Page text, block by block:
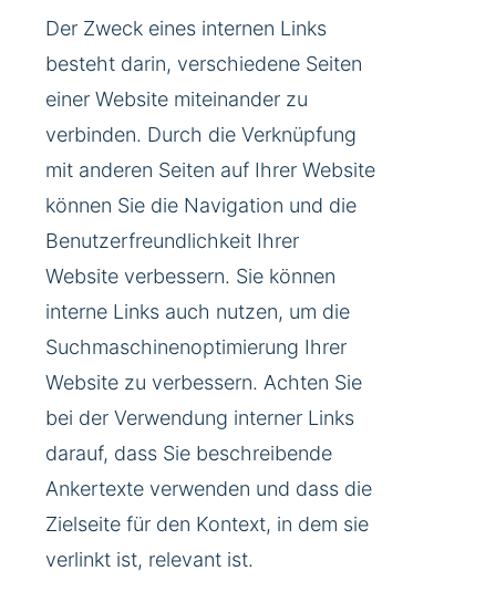
Der Zweck eines internen Links
besteht darin, verschiedene Seiten
einer Website miteinander zu
verbinden. Durch die Verknüpfung
mit anderen Seiten auf Ihrer Website
können Sie die Navigation und die
Benutzerfreundlichkeit Ihrer
Website verbessern. Sie können
interne Links auch nutzen, um die
Suchmaschinenoptimierung Ihrer
Website zu verbessern. Achten Sie
bei der Verwendung interner Links
darauf, dass Sie beschreibende
Ankertexte verwenden und dass die
Zielseite für den Kontext, in dem sie
verlinkt ist, relevant ist.